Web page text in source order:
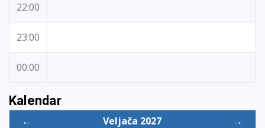
22:00
23:00
00:00
Kalendar
← Veljača 2027
→